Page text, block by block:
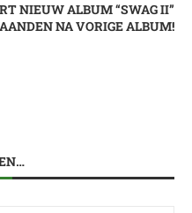
NIEUW ALBUM “SWAG II”
NA VORIGE ALBUM!